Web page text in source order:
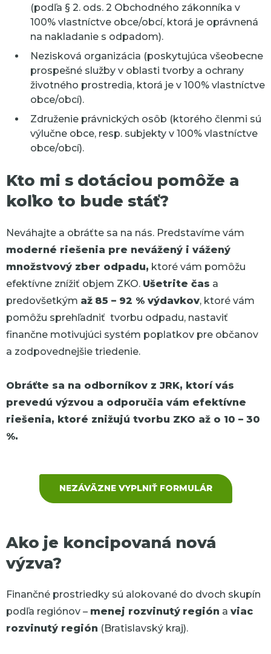
(podľa § 2. ods. 2 Obchodného zákonníka v
100% vlastníctve obce/obcí, ktorá je oprávnená
na nakladanie s odpadom).
Nezisková organizácia (poskytujúca všeobecne
prospešné služby v oblasti tvorby a ochrany
životného prostredia, ktorá je v 100% vlastníctve
obce/obcí).
Združenie právnických osôb (ktorého členmi sú
výlučne obce, resp. subjekty v 100% vlastníctve
obce/obcí).
Kto mi s dotáciou pomôže a
koľko to bude stáť?
Neváhajte a obráťte sa na nás. Predstavíme vám
moderné riešenia pre nevážený i vážený
množstvový zber odpadu, ktoré vám pomôžu
efektívne znížiť objem ZKO. Ušetrite čas a
predovšetkým až 85 – 92 % výdavkov, ktoré vám
pomôžu sprehľadniť tvorbu odpadu, nastaviť
finančne motivujúci systém poplatkov pre občanov
a zodpovednejšie triedenie.
Obráťte sa na odborníkov z JRK, ktorí vás
prevedú výzvou a odporučia vám efektívne
riešenia, ktoré znižujú tvorbu ZKO až o 10 – 30
%.
NEZÁVÄZNE VYPLNIŤ FORMULÁR
Ako je koncipovaná nová
výzva?
Finančné prostriedky sú alokované do dvoch skupín
podľa regiónov – menej rozvinutý región a viac
rozvinutý región (Bratislavský kraj).